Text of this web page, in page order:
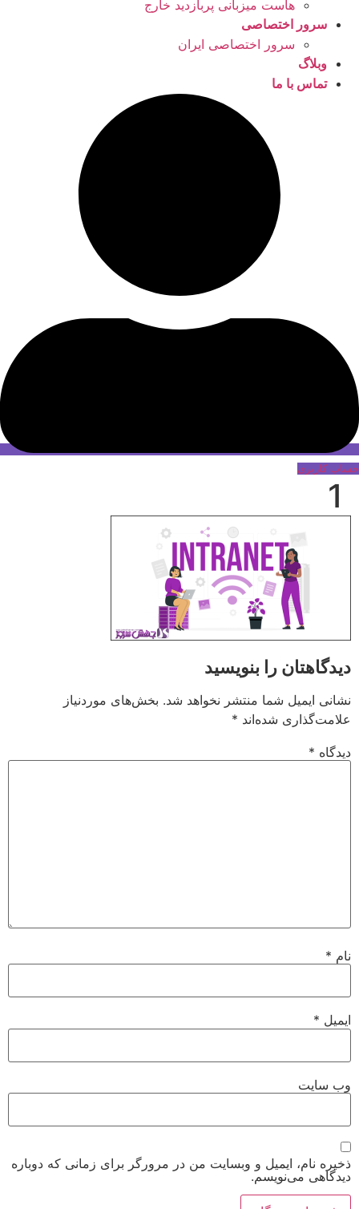
هاست میزبانی پربازدید خارج
سرور اختصاصی
سرور اختصاصی ایران
وبلاگ
تماس با ما
حساب کاربری
1
دیدگاهتان را بنویسید
نشانی ایمیل شما منتشر نخواهد شد. بخش‌های موردنیاز
علامت‌گذاری شده‌اند *
دیدگاه *
نام *
ایمیل *
وب‌ سایت
ذخیره نام، ایمیل و وبسایت من در مرورگر برای زمانی که دوباره
دیدگاهی می‌نویسم.